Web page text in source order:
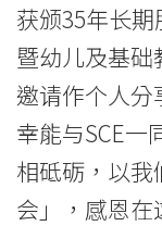
国
际
学
院
获颁35年长期
暨幼儿及基
邀请作个人
幸能与SCE一
相砥砺，以
会」，感恩